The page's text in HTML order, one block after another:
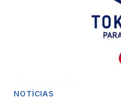
NOTÍCIAS